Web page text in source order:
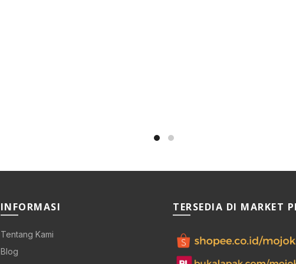
INFORMASI
Tentang Kami
Blog
TERSEDIA DI MARKET